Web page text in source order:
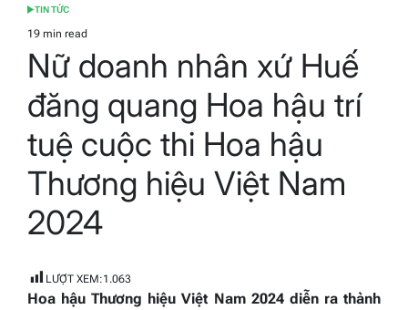
POSTED
IN
TIN TỨC
Estimated
read
time
19 min read
Nữ doanh nhân xứ Huế
đăng quang Hoa hậu trí
tuệ cuộc thi Hoa hậu
Thương hiệu Việt Nam
2024
LƯỢT XEM:1.063
Hoa hậu Thương hiệu Việt Nam 2024 diễn ra thành